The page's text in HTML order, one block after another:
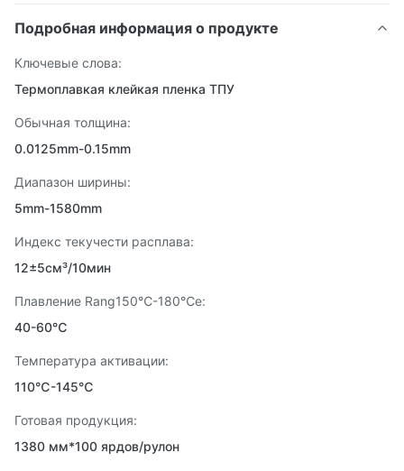
Подробная информация о продукте
Ключевые слова:
Термоплавкая клейкая пленка ТПУ
Обычная толщина:
0.0125mm-0.15mm
Диапазон ширины:
5mm-1580mm
Индекс текучести расплава:
12±5см³/10мин
Плавление Rang150℃-180℃e:
40-60℃
Температура активации:
110℃-145℃
Готовая продукция:
1380 мм*100 ярдов/рулон